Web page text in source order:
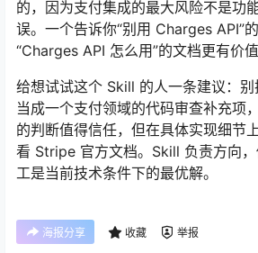
的，因为支付集成的最大风险不是功
误。一个告诉你“别用 Charges API”
“Charges API 怎么用”的文档更有价值
给想试试这个 Skill 的人一条建议：
当成一个支付领域的代码审查补充项
的判断值得信任，但在具体实现细节
看 Stripe 官方文档。Skill 负责方向
工是当前技术条件下的最优解。
海报分享 收藏 举报